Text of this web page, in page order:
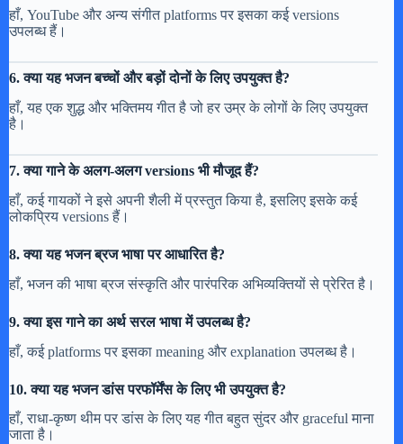
हाँ, YouTube और अन्य संगीत platforms पर इसका कई versions
उपलब्ध हैं।
6. क्या यह भजन बच्चों और बड़ों दोनों के लिए उपयुक्त है?
हाँ, यह एक शुद्ध और भक्तिमय गीत है जो हर उम्र के लोगों के लिए उपयुक्त
है।
7. क्या गाने के अलग-अलग versions भी मौजूद हैं?
हाँ, कई गायकों ने इसे अपनी शैली में प्रस्तुत किया है, इसलिए इसके कई
लोकप्रिय versions हैं।
8. क्या यह भजन ब्रज भाषा पर आधारित है?
हाँ, भजन की भाषा ब्रज संस्कृति और पारंपरिक अभिव्यक्तियों से प्रेरित है।
9. क्या इस गाने का अर्थ सरल भाषा में उपलब्ध है?
हाँ, कई platforms पर इसका meaning और explanation उपलब्ध है।
10. क्या यह भजन डांस परफॉर्मेंस के लिए भी उपयुक्त है?
हाँ, राधा-कृष्ण थीम पर डांस के लिए यह गीत बहुत सुंदर और graceful माना
जाता है।